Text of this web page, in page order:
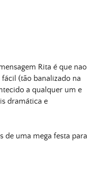
Rita é que nao
(tão banalizado na
a qualquer um e
dramática e
de uma mega festa para